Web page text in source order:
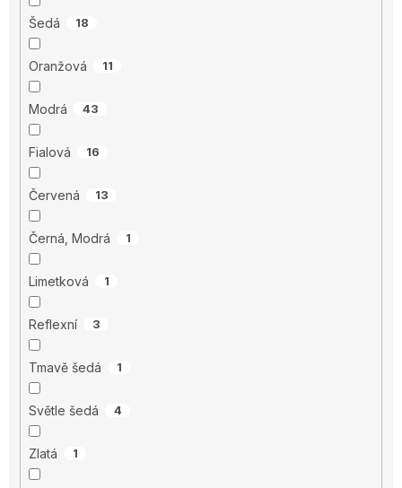
Šedá 18
Oranžová 11
Modrá 43
Fialová 16
Červená 13
Černá, Modrá 1
Limetková 1
Reflexní 3
Tmavě šedá 1
Světle šedá 4
Zlatá 1